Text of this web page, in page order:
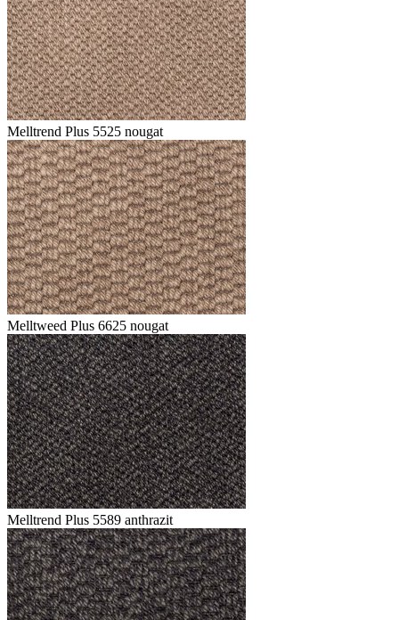
Melltrend Plus 5525 nougat
Melltweed Plus 6625 nougat
Melltrend Plus 5589 anthrazit